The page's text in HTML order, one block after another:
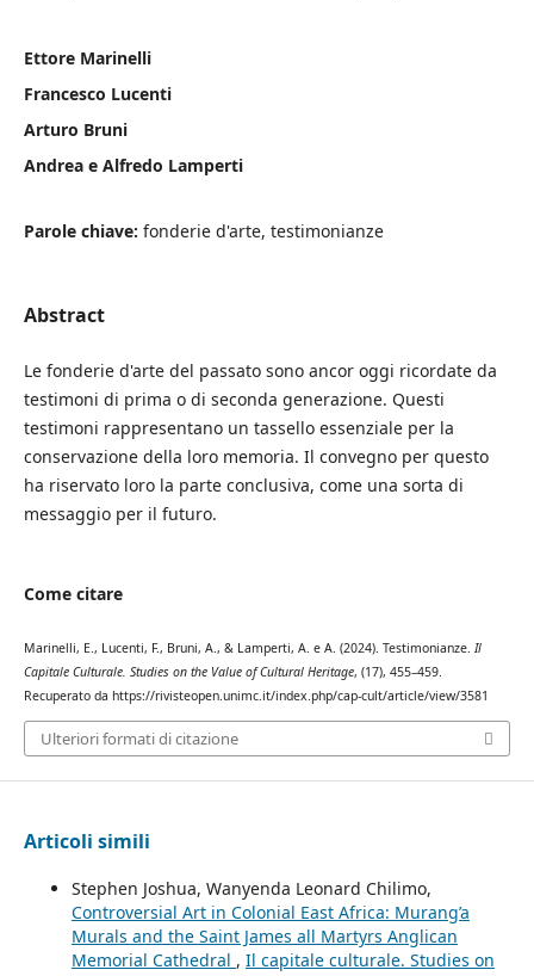
Ettore Marinelli
Francesco Lucenti
Arturo Bruni
Andrea e Alfredo Lamperti
Parole chiave: fonderie d'arte, testimonianze
Abstract
Le fonderie d'arte del passato sono ancor oggi ricordate da
testimoni di prima o di seconda generazione. Questi
testimoni rappresentano un tassello essenziale per la
conservazione della loro memoria. Il convegno per questo
ha riservato loro la parte conclusiva, come una sorta di
messaggio per il futuro.
Come citare
Marinelli, E., Lucenti, F., Bruni, A., & Lamperti, A. e A. (2024). Testimonianze. Il
Capitale Culturale. Studies on the Value of Cultural Heritage, (17), 455–459.
Recuperato da https://rivisteopen.unimc.it/index.php/cap-cult/article/view/3581
Ulteriori formati di citazione
Articoli simili
Stephen Joshua, Wanyenda Leonard Chilimo,
Controversial Art in Colonial East Africa: Murang’a
Murals and the Saint James all Martyrs Anglican
Memorial Cathedral , Il capitale culturale. Studies on